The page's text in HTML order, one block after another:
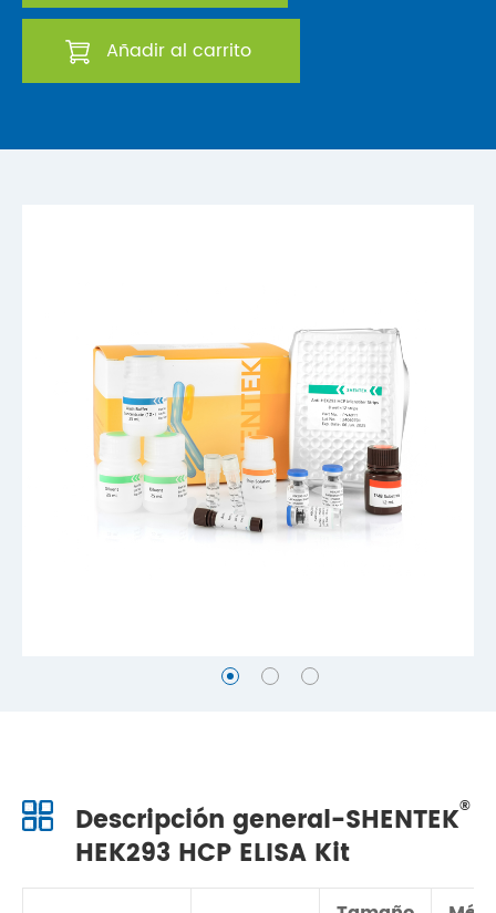
Añadir al carrito
Descripción general-SHENTEK®
HEK293 HCP ELISA Kit